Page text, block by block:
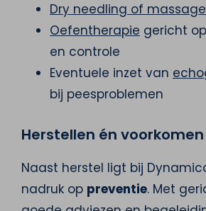
Dry needling of massage
Oefentherapie gericht
en controle
Eventuele inzet van
bij peesproblemen
Herstellen én voorkomen
Naast herstel ligt bij
nadruk op preventie. Met